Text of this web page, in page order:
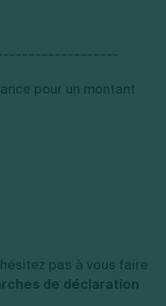
pour un montant
pas à vous faire
de déclaration